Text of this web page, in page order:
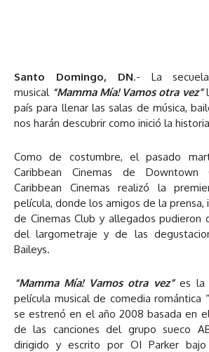
Santo Domingo, DN.- La
musical “Mamma Mía! Vamos otra vez”
país para llenar las salas de música,
nos harán descubrir como inició la
Como de costumbre, el pasado
Caribbean Cinemas de
Caribbean Cinemas realizó la
película, donde los amigos de la prensa,
de Cinemas Club y allegados pudieron
del largometraje y de las
Baileys.
“Mamma Mía! Vamos otra vez”es la
película musical de comedia romántica
se estrenó en el año 2008 basada en
de las canciones del grupo sueco
dirigido y escrito por OI Parker